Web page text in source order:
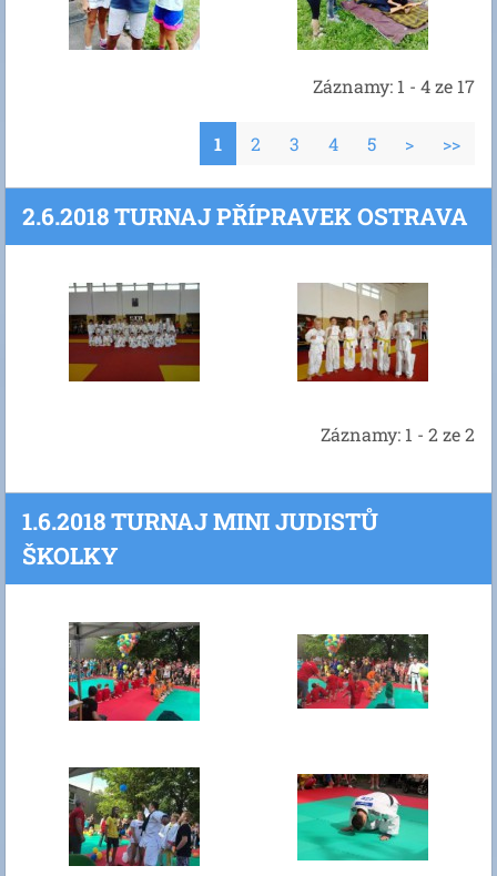
Záznamy: 1 - 4 ze 17
1 2 3 4 5 > >>
2.6.2018 TURNAJ PŘÍPRAVEK OSTRAVA
Záznamy: 1 - 2 ze 2
1.6.2018 TURNAJ MINI JUDISTŮ
ŠKOLKY